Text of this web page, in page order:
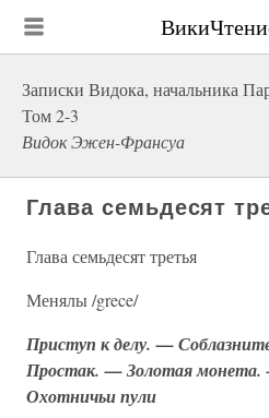
Записки Видока, начальника
Том 2-3
Видок Эжен-Франсуа
Глава семьдесят
Глава семьдесят третья
Менялы /grece/
Приступ к делу. —
Простак. — Золотая
Охотничьи пули